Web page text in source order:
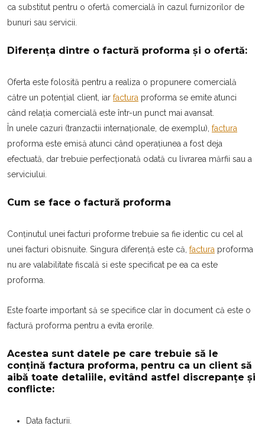
ca substitut pentru o ofertă comercială în cazul furnizorilor de
bunuri sau servicii.
Diferența dintre o factură proforma și o ofertă:
Oferta este folosită pentru a realiza o propunere comercială
către un potențial client, iar factura proforma se emite atunci
când relația comercială este într-un punct mai avansat.
În unele cazuri (tranzactii internaționale, de exemplu), factura
proforma este emisă atunci când operațiunea a fost deja
efectuată, dar trebuie perfecționată odată cu livrarea mărfii sau a
serviciului.
Cum se face o factură proforma
Conținutul unei facturi proforme trebuie sa fie identic cu cel al
unei facturi obisnuite. Singura diferență este că, factura proforma
nu are valabilitate fiscală si este specificat pe ea ca este
proforma.
Este foarte important să se specifice clar în document că este o
factură proforma pentru a evita erorile.
Acestea sunt datele pe care trebuie să le
conțină factura proforma, pentru ca un client să
aibă toate detaliile, evitând astfel discrepanțe și
conflicte:
Data facturii.